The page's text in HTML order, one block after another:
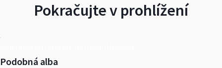
Pokračujte v prohlížení
Podobná alba